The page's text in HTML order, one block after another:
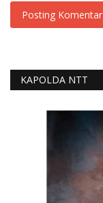
Posting Komentar
KAPOLDA NTT